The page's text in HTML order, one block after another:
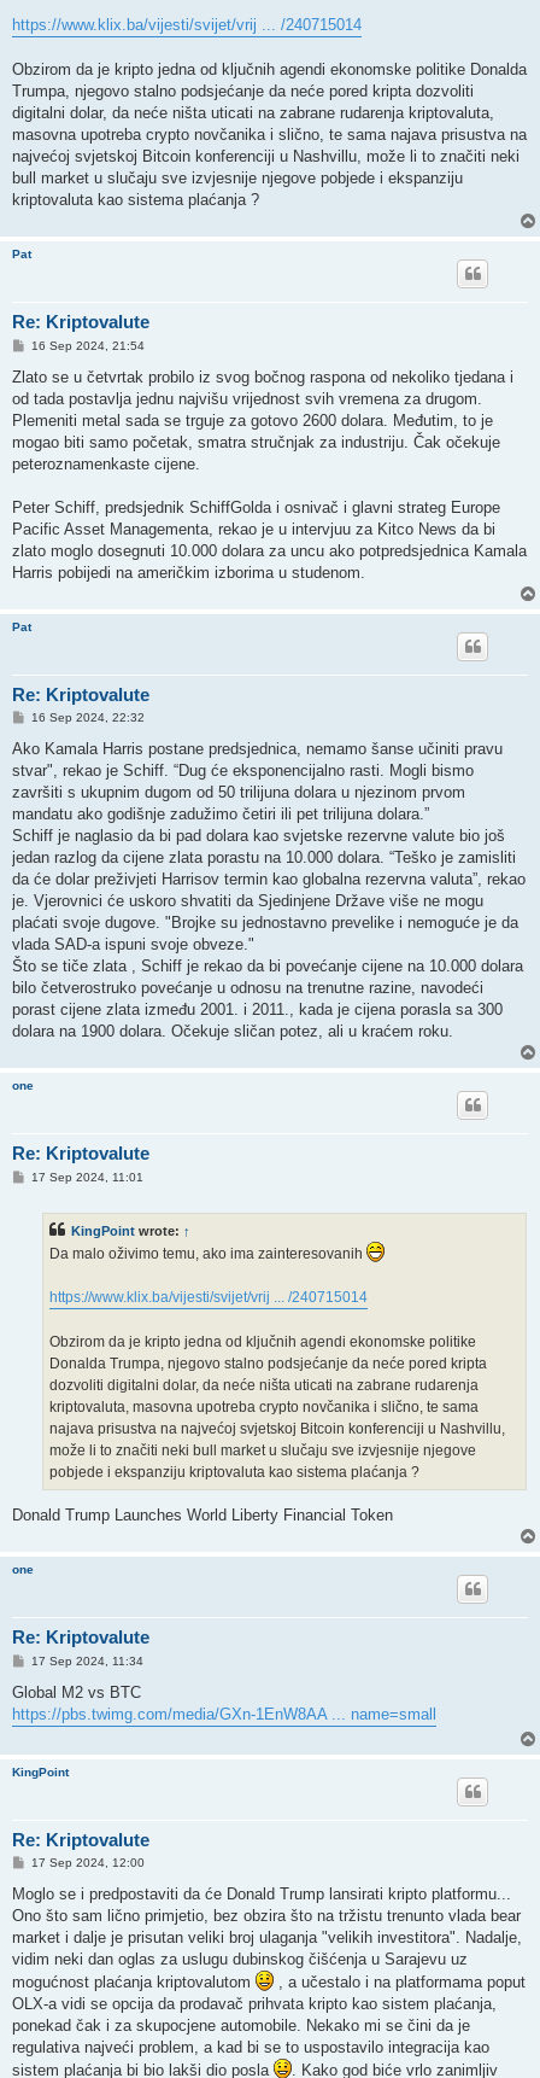
https://www.klix.ba/vijesti/svijet/vrij ... /240715014
Obzirom da je kripto jedna od ključnih agendi ekonomske politike Donalda
Trumpa, njegovo stalno podsjećanje da neće pored kripta dozvoliti
digitalni dolar, da neće ništa uticati na zabrane rudarenja kriptovaluta,
masovna upotreba crypto novčanika i slično, te sama najava prisustva na
najvećoj svjetskoj Bitcoin konferenciji u Nashvillu, može li to značiti neki
bull market u slučaju sve izvjesnije njegove pobjede i ekspanziju
kriptovaluta kao sistema plaćanja ?
Pat
Re: Kriptovalute
P
s
16 Sep 2024, 21:54
Zlato se u četvrtak probilo iz svog bočnog raspona od nekoliko tjedana i
od tada postavlja jednu najvišu vrijednost svih vremena za drugom.
Plemeniti metal sada se trguje za gotovo 2600 dolara. Međutim, to je
mogao biti samo početak, smatra stručnjak za industriju. Čak očekuje
peteroznamenkaste cijene.
Peter Schiff, predsjednik SchiffGolda i osnivač i glavni strateg Europe
Pacific Asset Managementa, rekao je u intervjuu za Kitco News da bi
zlato moglo dosegnuti 10.000 dolara za uncu ako potpredsjednica Kamala
Harris pobijedi na američkim izborima u studenom.
Pat
Re: Kriptovalute
P
s
16 Sep 2024, 22:32
Ako Kamala Harris postane predsjednica, nemamo šanse učiniti pravu
stvar", rekao je Schiff. “Dug će eksponencijalno rasti. Mogli bismo
završiti s ukupnim dugom od 50 trilijuna dolara u njezinom prvom
mandatu ako godišnje zadužimo četiri ili pet trilijuna dolara.”
Schiff je naglasio da bi pad dolara kao svjetske rezervne valute bio još
jedan razlog da cijene zlata porastu na 10.000 dolara. “Teško je zamisliti
da će dolar preživjeti Harrisov termin kao globalna rezervna valuta”, rekao
je. Vjerovnici će uskoro shvatiti da Sjedinjene Države više ne mogu
plaćati svoje dugove. "Brojke su jednostavno prevelike i nemoguće je da
vlada SAD-a ispuni svoje obveze."
Što se tiče zlata , Schiff je rekao da bi povećanje cijene na 10.000 dolara
bilo četverostruko povećanje u odnosu na trenutne razine, navodeći
porast cijene zlata između 2001. i 2011., kada je cijena porasla sa 300
dolara na 1900 dolara. Očekuje sličan potez, ali u kraćem roku.
one
Re: Kriptovalute
P17 Sep 2024, 11:01
KingPoint wrote: ↑
Da malo oživimo temu, ako ima zainteresovanih
https://www.klix.ba/vijesti/svijet/vrij ... /240715014
Obzirom da je kripto jedna od ključnih agendi ekonomske politike
Donalda Trumpa, njegovo stalno podsjećanje da neće pored kripta
dozvoliti digitalni dolar, da neće ništa uticati na zabrane rudarenja
kriptovaluta, masovna upotreba crypto novčanika i slično, te sama
najava prisustva na najvećoj svjetskoj Bitcoin konferenciji u Nashvillu,
može li to značiti neki bull market u slučaju sve izvjesnije njegove
pobjede i ekspanziju kriptovaluta kao sistema plaćanja ?
Donald Trump Launches World Liberty Financial Token
one
Re: Kriptovalute
P
s
17 Sep 2024, 11:34
Global M2 vs BTC
https://pbs.twimg.com/media/GXn-1EnW8AA ... name=small
KingPoint
Re: Kriptovalute
P
s
17 Sep 2024, 12:00
Moglo se i predpostaviti da će Donald Trump lansirati kripto platformu...
Ono što sam lično primjetio, bez obzira što na tržistu trenunto vlada bear
market i dalje je prisutan veliki broj ulaganja "velikih investitora". Nadalje,
vidim neki dan oglas za uslugu dubinskog čišćenja u Sarajevu uz
mogućnost plaćanja kriptovalutom
, a učestalo i na platformama poput
OLX-a vidi se opcija da prodavač prihvata kripto kao sistem plaćanja,
ponekad čak i za skupocjene automobile. Nekako mi se čini da je
regulativa najveći problem, a kad bi se to uspostavilo integracija kao
sistem plaćanja bi bio lakši dio posla
. Kako god biće vrlo zanimljiv